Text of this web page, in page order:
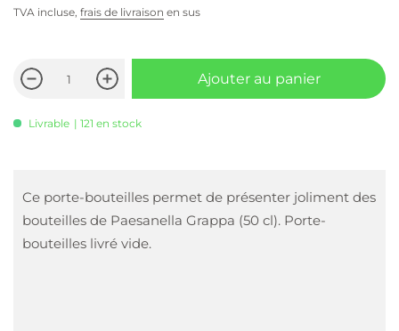
TVA incluse, frais de livraison en sus
Ajouter au panier
Livrable | 121 en stock
Ce porte-bouteilles permet de présenter joliment des
bouteilles de Paesanella Grappa (50 cl). Porte-
bouteilles livré vide.